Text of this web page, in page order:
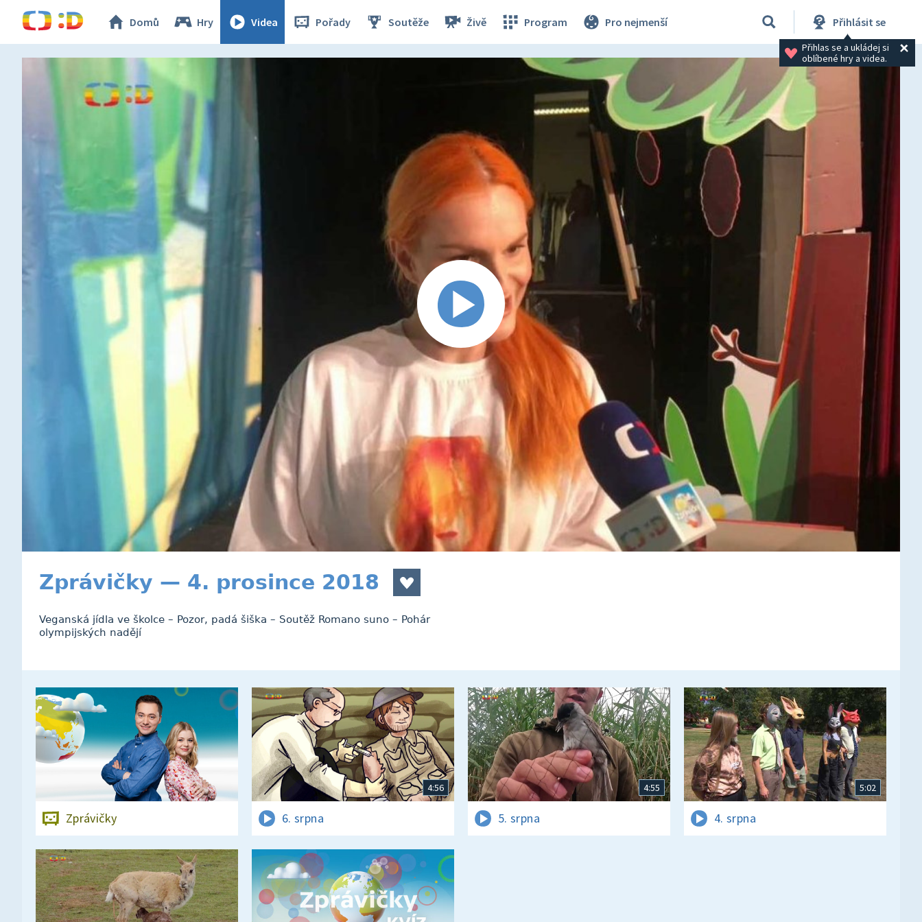
Domů Hry Videa Pořady Soutěže Živě Program Pro nejmenší Přihlásit se
Přihlas se a ukládej si
oblíbené hry a videa.
Zprávičky — 4. prosince 2018
Veganská jídla ve školce – Pozor, padá šiška – Soutěž Romano suno – Pohár
olympijských nadějí
Zprávičky
4:56
6. srpna
4:55
5. srpna
5:02
4. srpna